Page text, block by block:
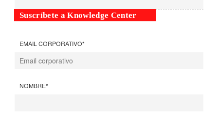
Suscríbete a Knowledge Center
EMAIL CORPORATIVO*
NOMBRE*